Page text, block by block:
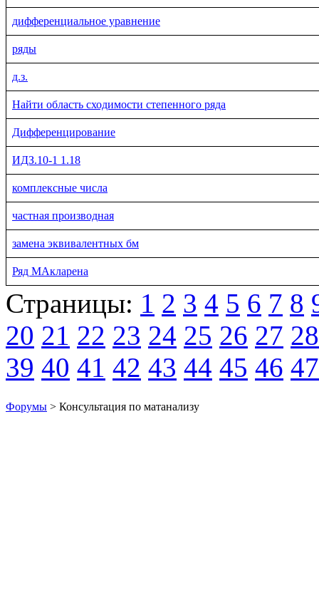
дифференциальное уравнение
ряды
д.з.
Найти область сходимости степенного ряда
Дифференцирование
ИДЗ.10-1 1.18
комплексные числа
частная производная
замена эквивалентных бм
Ряд МАкларена
Страницы: 1 2 3 4 5 6 7 8
20 21 22 23 24 25 26 27 28
39 40 41 42 43 44 45 46 47
Форумы > Консультация по матанализу